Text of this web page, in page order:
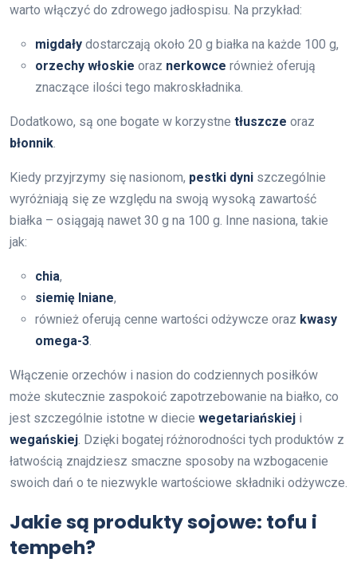
warto włączyć do zdrowego jadłospisu. Na przykład:
migdały dostarczają około 20 g białka na każde 100 g,
orzechy włoskie oraz nerkowce również oferują
znaczące ilości tego makroskładnika.
Dodatkowo, są one bogate w korzystne tłuszcze oraz
błonnik.
Kiedy przyjrzymy się nasionom, pestki dyni szczególnie
wyróżniają się ze względu na swoją wysoką zawartość
białka – osiągają nawet 30 g na 100 g. Inne nasiona, takie
jak:
chia,
siemię lniane,
również oferują cenne wartości odżywcze oraz kwasy
omega-3.
Włączenie orzechów i nasion do codziennych posiłków
może skutecznie zaspokoić zapotrzebowanie na białko, co
jest szczególnie istotne w diecie wegetariańskiej i
wegańskiej. Dzięki bogatej różnorodności tych produktów z
łatwością znajdziesz smaczne sposoby na wzbogacenie
swoich dań o te niezwykle wartościowe składniki odżywcze.
Jakie są produkty sojowe: tofu i
tempeh?